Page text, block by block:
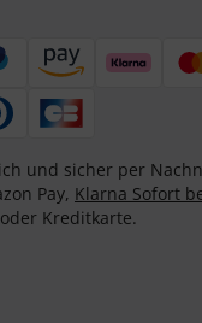
und sicher per
Pay, Klarna Sofort
oder Kreditkarte.